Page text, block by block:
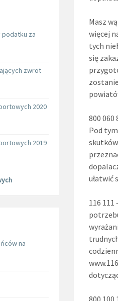
Masz
więcej
tych
się
800 060
Pod
ułatwić
116 111
800
podatku za
zwrot
2020
2019
na